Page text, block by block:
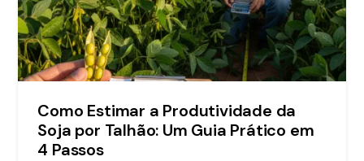
Como Estimar a Produtividade da
Soja por Talhão: Um Guia Prático em
4 Passos